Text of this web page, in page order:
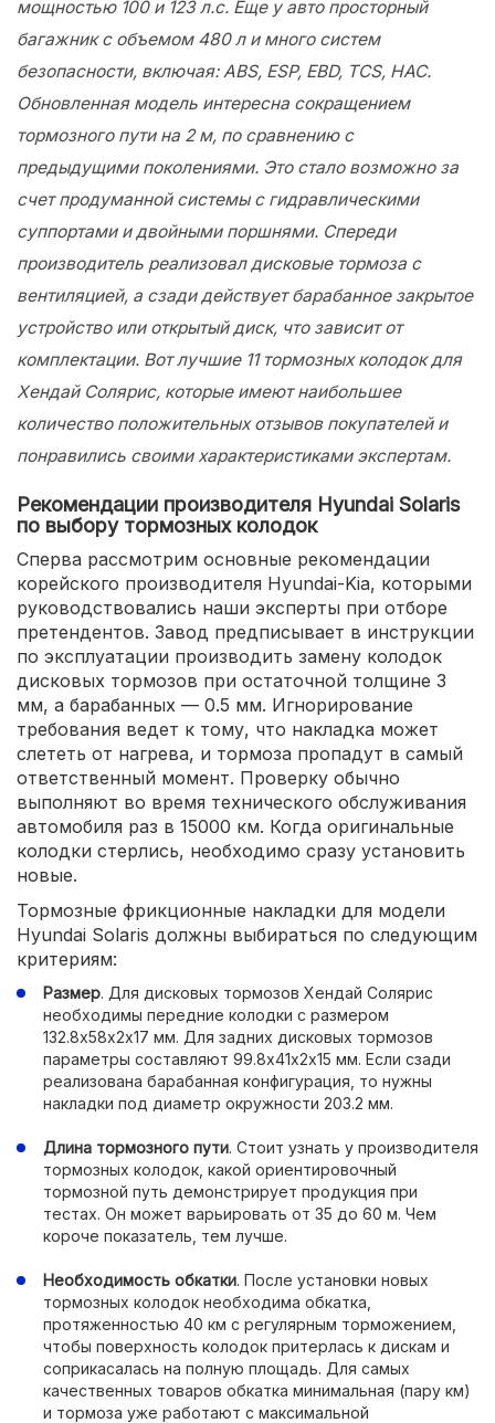
мощностью 100 и 123 л.с. Еще у авто просторный
багажник с объемом 480 л и много систем
безопасности, включая: ABS, ESP, EBD, TCS, HAC.
Обновленная модель интересна сокращением
тормозного пути на 2 м, по сравнению с
предыдущими поколениями. Это стало возможно за
счет продуманной системы с гидравлическими
суппортами и двойными поршнями. Спереди
производитель реализовал дисковые тормоза с
вентиляцией, а сзади действует барабанное закрытое
устройство или открытый диск, что зависит от
комплектации. Вот лучшие 11 тормозных колодок для
Хендай Солярис, которые имеют наибольшее
количество положительных отзывов покупателей и
понравились своими характеристиками экспертам.
Рекомендации производителя Hyundai Solaris
по выбору тормозных колодок
Сперва рассмотрим основные рекомендации
корейского производителя Hyundai-Kia, которыми
руководствовались наши эксперты при отборе
претендентов. Завод предписывает в инструкции
по эксплуатации производить замену колодок
дисковых тормозов при остаточной толщине 3
мм, а барабанных — 0.5 мм. Игнорирование
требования ведет к тому, что накладка может
слететь от нагрева, и тормоза пропадут в самый
ответственный момент. Проверку обычно
выполняют во время технического обслуживания
автомобиля раз в 15000 км. Когда оригинальные
колодки стерлись, необходимо сразу установить
новые.
Тормозные фрикционные накладки для модели
Hyundai Solaris должны выбираться по следующим
критериям:
Размер. Для дисковых тормозов Хендай Солярис
необходимы передние колодки с размером
132.8х58х2х17 мм. Для задних дисковых тормозов
параметры составляют 99.8х41х2х15 мм. Если сзади
реализована барабанная конфигурация, то нужны
накладки под диаметр окружности 203.2 мм.
Длина тормозного пути. Стоит узнать у производителя
тормозных колодок, какой ориентировочный
тормозной путь демонстрирует продукция при
тестах. Он может варьировать от 35 до 60 м. Чем
короче показатель, тем лучше.
Необходимость обкатки. После установки новых
тормозных колодок необходима обкатка,
протяженностью 40 км с регулярным торможением,
чтобы поверхность колодок притерлась к дискам и
соприкасалась на полную площадь. Для самых
качественных товаров обкатка минимальная (пару км)
и тормоза уже работают с максимальной